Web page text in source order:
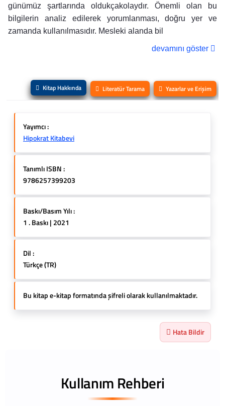
günümüz şartlarında oldukçakolaydır. Önemli olan bu
bilgilerin analiz edilerek yorumlanması, doğru yer ve
zamanda kullanılmasıdır. Mesleki alanda bil
devamını göster
Kitap Hakkında Literatür Tarama Yazarlar ve Erişim
Yayımcı :
Hipokrat Kitabevi
Tanımlı ISBN :
9786257399203
Baskı/Basım Yılı :
1 . Baskı | 2021
Dil :
Türkçe (TR)
Bu kitap e-kitap formatında şifreli olarak kullanılmaktadır.
Hata Bildir
Kullanım Rehberi